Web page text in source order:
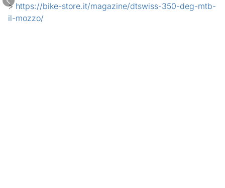
> https://bike-store.it/magazine/dtswiss-350-deg-mtb-
il-mozzo/